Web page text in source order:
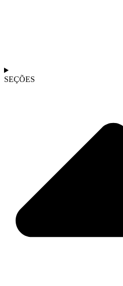
SEÇÕES